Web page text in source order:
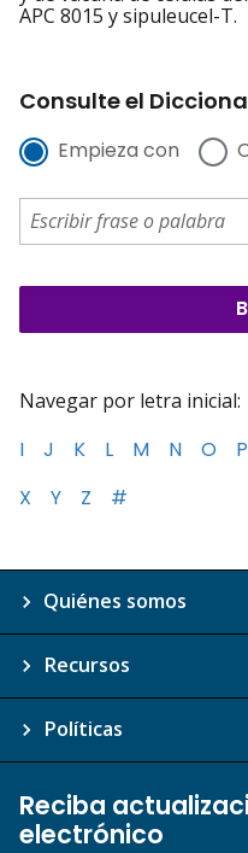
APC 8015 y sipuleucel-T.
Consulte el
Empieza con
Navegar por letra inicial:
I
J K L M N O P
X
Y Z #
Quiénes somos
Recursos
Políticas
Reciba
electrónico